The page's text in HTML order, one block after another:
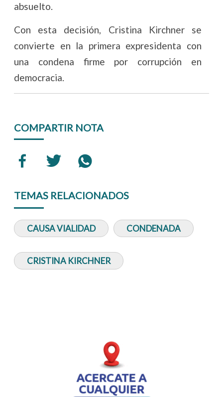
absuelto.
Con esta decisión, Cristina Kirchner se
convierte en la primera expresidenta con
una condena firme por corrupción en
democracia.
COMPARTIR NOTA
TEMAS RELACIONADOS
CAUSA VIALIDAD CONDENADA
CRISTINA KIRCHNER